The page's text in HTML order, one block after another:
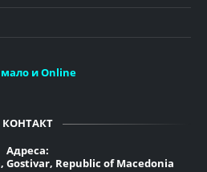
и Online
КОНТАКТ
Адреса:
Gostivar, Republic of Macedonia